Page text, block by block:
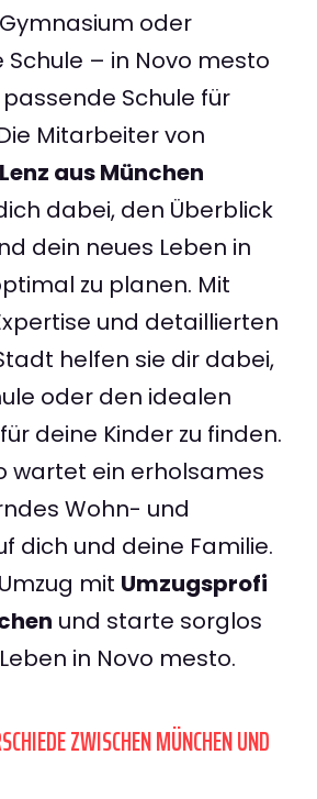
oder
– in Novo mesto
Schule für
Mitarbeiter von
aus München
dabei, den Überblick
dein neues Leben in
zu planen. Mit
und detaillierten
helfen sie dir dabei,
oder den idealen
deine Kinder zu finden.
wartet ein erholsames
Wohn- und
dich und deine Familie.
mit Umzugsprofi
und starte sorglos
in Novo mesto.
ZWISCHEN MÜNCHEN UND